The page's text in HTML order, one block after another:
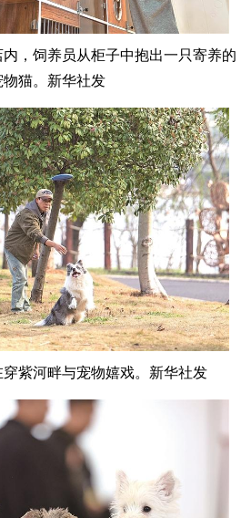
，饲养员从柜子中抱出一只寄养的
物猫。新华社发
紫河畔与宠物嬉戏。新华社发